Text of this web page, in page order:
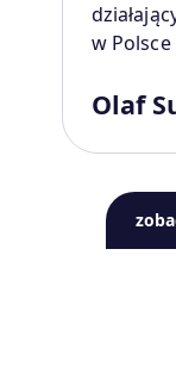
w
Olaf